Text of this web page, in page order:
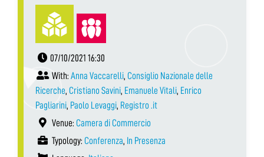
07/10/2021 16:30
With: Anna Vaccarelli, Consiglio Nazionale delle
Ricerche, Cristiano Savini, Emanuele Vitali, Enrico
Pagliarini, Paolo Levaggi, Registro .it
Venue: Camera di Commercio
Typology: Conferenza, In Presenza